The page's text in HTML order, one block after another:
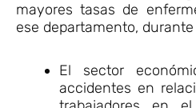
mayores tasas de
ese departamento, durante
El sector
accidentes en